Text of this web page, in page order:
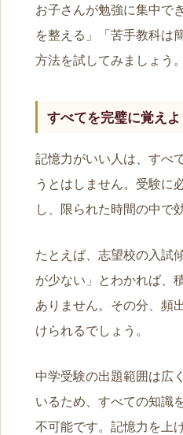
お子さんが勉強に集中で
を整える」「苦手教科は
方法を試してみましょう。
すべてを完璧に覚え
記憶力がいい人は、すべ
うとはしません。受験に
し、限られた時間の中で
たとえば、志望校の入試
が少ない」とわかれば、
ありません。その分、頻
けられるでしょう。
中学受験の出題範囲は広
いるため、すべての知識
不可能です。記憶力を上